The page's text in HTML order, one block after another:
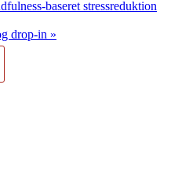
baseret stressreduktion
drop-in »